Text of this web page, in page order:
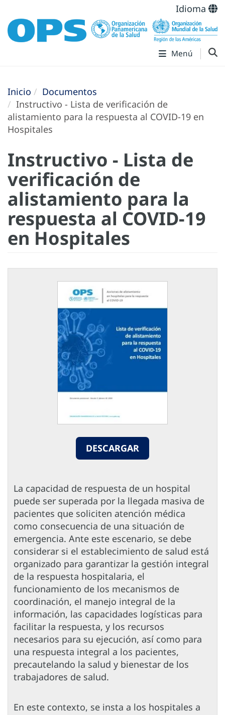
Idioma
Menú
Inicio
Documentos
Instructivo - Lista de verificación de
alistamiento para la respuesta al COVID-19 en
Hospitales
Instructivo - Lista de
verificación de
alistamiento para la
respuesta al COVID-19
en Hospitales
DESCARGAR
La capacidad de respuesta de un hospital
puede ser superada por la llegada masiva de
pacientes que soliciten atención médica
como consecuencia de una situación de
emergencia. Ante este escenario, se debe
considerar si el establecimiento de salud está
organizado para garantizar la gestión integral
de la respuesta hospitalaria, el
funcionamiento de los mecanismos de
coordinación, el manejo integral de la
información, las capacidades logísticas para
facilitar la respuesta, y los recursos
necesarios para su ejecución, así como para
una respuesta integral a los pacientes,
precautelando la salud y bienestar de los
trabajadores de salud.
En este contexto, se insta a los hospitales a